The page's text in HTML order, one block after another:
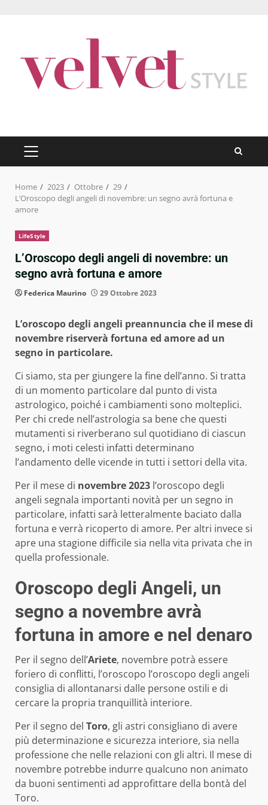
PRIMARY
MENU
Home 2023 Ottobre
29
L’Oroscopo degli angeli di novembre: un segno avrà fortuna e
amore
LifeStyle
L’Oroscopo degli angeli di novembre: un
segno avrà fortuna e amore
Federica Maurino 29 Ottobre 2023
L’oroscopo degli angeli preannuncia che il mese di
novembre riserverà fortuna ed amore ad un
segno in particolare.
Ci siamo, sta per giungere la fine dell’anno. Si tratta
di un momento particolare dal punto di vista
astrologico, poiché i cambiamenti sono molteplici.
Per chi crede nell’astrologia sa bene che questi
mutamenti si riverberano sul quotidiano di ciascun
segno, i moti celesti infatti determinano
l’andamento delle vicende in tutti i settori della vita.
Per il mese di novembre 2023 l’oroscopo degli
angeli segnala importanti novità per un segno in
particolare, infatti sarà letteralmente baciato dalla
fortuna e verrà ricoperto di amore. Per altri invece si
apre una stagione difficile sia nella vita privata che in
quella professionale.
Oroscopo degli Angeli, un
segno a novembre avrà
fortuna in amore e nel denaro
Per il segno dell’Ariete, novembre potrà essere
foriero di conflitti, l’oroscopo l’oroscopo degli angeli
consiglia di allontanarsi dalle persone ostili e di
cercare la propria tranquillità interiore.
Per il segno del Toro, gli astri consigliano di avere
più determinazione e sicurezza interiore, sia nella
professione che nelle relazioni con gli altri. Il mese di
novembre potrebbe indurre qualcuno non animato
da buoni sentimenti ad approfittare della bontà del
Toro.